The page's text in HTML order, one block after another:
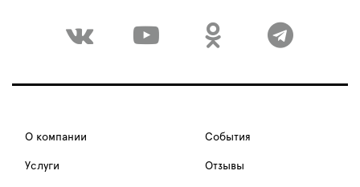
О компании
Услуги
События
Отзывы